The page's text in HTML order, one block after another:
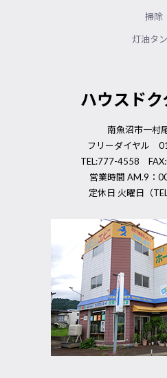
掃除
灯油タ
ハウスド
南魚沼市一村
フリーダイヤル
TEL:777-4558
営業時間 AM.9：
定休日 火曜日（